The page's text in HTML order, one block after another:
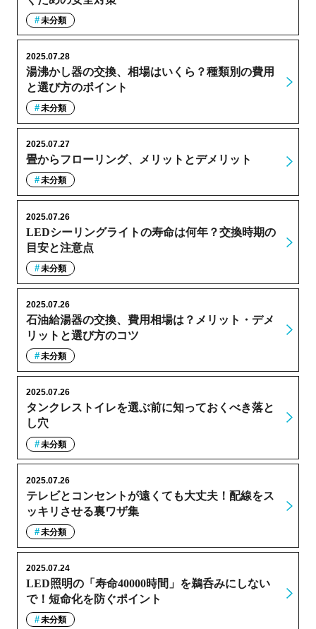
未分類
湯沸かし器の交換、相場はいくら？種類別の費用
と選び方のポイント
2025.07.28
未分類
畳からフローリング、メリットとデメリット
2025.07.27
未分類
LEDシーリングライトの寿命は何年？交換時期の
目安と注意点
2025.07.26
未分類
石油給湯器の交換、費用相場は？メリット・デメ
リットと選び方のコツ
2025.07.26
未分類
タンクレストイレを選ぶ前に知っておくべき落と
し穴
2025.07.26
未分類
テレビとコンセントが遠くても大丈夫！配線をス
ッキリさせる裏ワザ集
2025.07.26
未分類
LED照明の「寿命40000時間」を鵜呑みにしない
で！短命化を防ぐポイント
2025.07.24
未分類